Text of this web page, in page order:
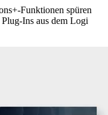
Funktionen spüren
Ins aus dem Logi